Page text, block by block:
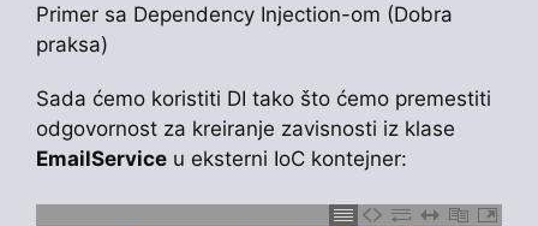
Primer sa Dependency Injection-om (Dobra
praksa)
Sada ćemo koristiti DI tako što ćemo premestiti
odgovornost za kreiranje zavisnosti iz klase
EmailService u eksterni IoC kontejner: